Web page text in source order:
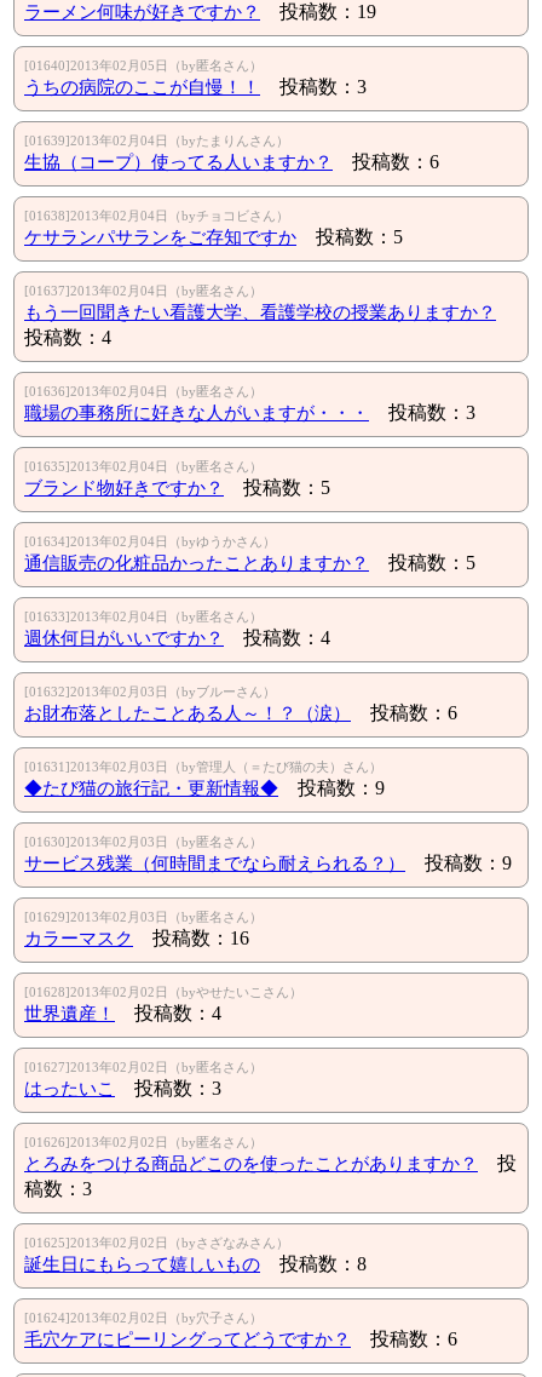
ラーメン何味が好きですか？ 投稿数：19
[01640]2013年02月05日（by匿名さん）
うちの病院のここが自慢！！ 投稿数：3
[01639]2013年02月04日（byたまりんさん）
生協（コープ）使ってる人いますか？ 投稿数：6
[01638]2013年02月04日（byチョコビさん）
ケサランパサランをご存知ですか 投稿数：5
[01637]2013年02月04日（by匿名さん）
もう一回聞きたい看護大学、看護学校の授業ありますか？
投稿数：4
[01636]2013年02月04日（by匿名さん）
職場の事務所に好きな人がいますが・・・ 投稿数：3
[01635]2013年02月04日（by匿名さん）
ブランド物好きですか？ 投稿数：5
[01634]2013年02月04日（byゆうかさん）
通信販売の化粧品かったことありますか？ 投稿数：5
[01633]2013年02月04日（by匿名さん）
週休何日がいいですか？ 投稿数：4
[01632]2013年02月03日（byブルーさん）
お財布落としたことある人～！？（涙） 投稿数：6
[01631]2013年02月03日（by管理人（＝たび猫の夫）さん）
◆たび猫の旅行記・更新情報◆ 投稿数：9
[01630]2013年02月03日（by匿名さん）
サービス残業（何時間までなら耐えられる？） 投稿数：9
[01629]2013年02月03日（by匿名さん）
カラーマスク 投稿数：16
[01628]2013年02月02日（byやせたいこさん）
世界遺産！ 投稿数：4
[01627]2013年02月02日（by匿名さん）
はったいこ 投稿数：3
[01626]2013年02月02日（by匿名さん）
とろみをつける商品どこのを使ったことがありますか？
投
稿数：3
[01625]2013年02月02日（byさざなみさん）
誕生日にもらって嬉しいもの 投稿数：8
[01624]2013年02月02日（by穴子さん）
毛穴ケアにピーリングってどうですか？ 投稿数：6